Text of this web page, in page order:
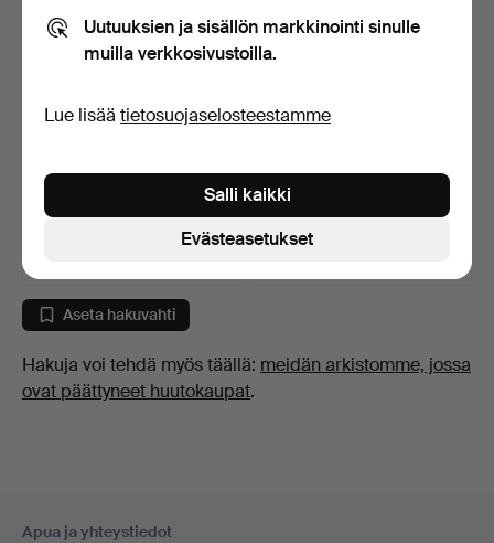
pellavaa, venemotiivi…
8 päivää
punainen & sininen, 1953…
Arvio
Aseta hakuvahti
Hakuja voi tehdä myös täällä: meidän arkistomme, jossa
ovat päättyneet huutokaupat.
Apua ja yhteystiedot
Uutuuksien ja sisällön markkinointi sinulle
muilla verkkosivustoilla.
Lue lisää tietosuojaselosteestamme
Evästeasetukset
Salli kaikki